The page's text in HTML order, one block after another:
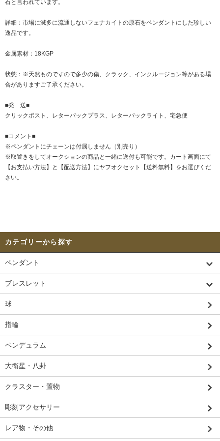
石と言われています。
詳細：市場に滅多に流通しないフェナカイトの原石をペンダントにした珍しい
逸品です。
金属素材：18KGP
状態：※天然ものですので多少の傷、クラック、インクルージョン等がある場
合がありますご了承ください。
■発 送■
クリックポスト、レターパックプラス、レターパックライト、宅急便
■コメント■
※ペンダントにチェーンは付属しません（別売り）
※取置きをしてオークションの商品と一緒に送付も可能です。カート画面にて
【お支払い方法】と【配送方法】にヤフオクセット【送料無料】をお選びくだ
さい。
カテゴリーから探す
ペンダント
ブレスレット
球
指輪
ペンデュラム
大衛星・八卦
クラスター・置物
彫刻アクセサリー
レア物・その他